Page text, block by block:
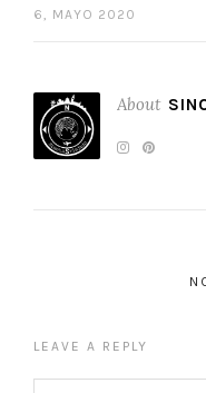
6, MAYO 2020
About
LEAVE A REPLY